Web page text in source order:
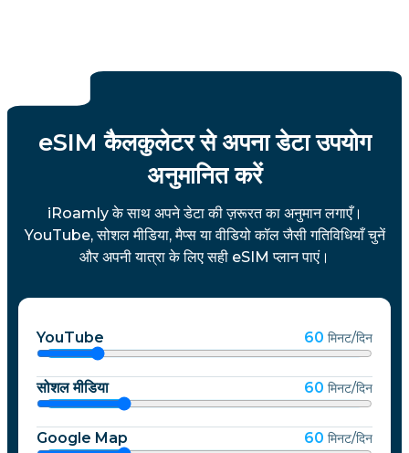
eSIM कैलकुलेटर से अपना डेटा उपयोग
अनुमानित करें
iRoamly के साथ अपने डेटा की ज़रूरत का अनुमान लगाएँ।
YouTube, सोशल मीडिया, मैप्स या वीडियो कॉल जैसी गतिविधियाँ चुनें
और अपनी यात्रा के लिए सही eSIM प्लान पाएं।
YouTube 60 मिनट/दिन
सोशल मीडिया 60 मिनट/दिन
Google Map 60 मिनट/दिन